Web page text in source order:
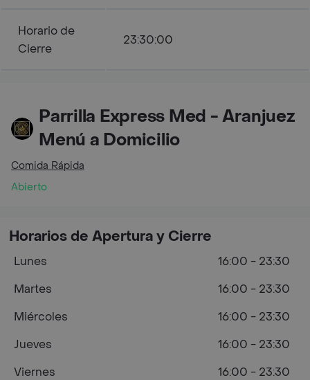
Horario de
Cierre
23:30:00
Parrilla Express Med - Aranjuez
Menú a Domicilio
Comida Rápida
Abierto
Horarios de Apertura y Cierre
Lunes
16:00 - 23:30
Martes
16:00 - 23:30
Miércoles
16:00 - 23:30
Jueves
16:00 - 23:30
Viernes
16:00 - 23:30